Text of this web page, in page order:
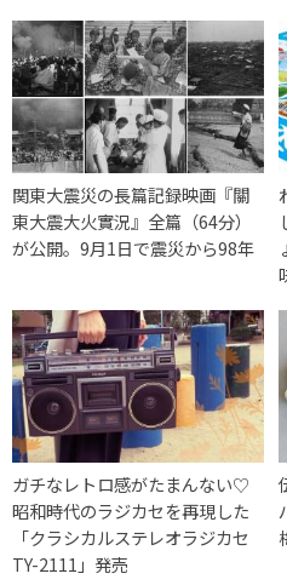
関東大震災の長篇記録映画『關
東大震大火實況』全篇（64分）
が公開。9月1日で震災から98年
ガチなレトロ感がたまんない♡
昭和時代のラジカセを再現した
「クラシカルステレオラジカセ
TY-2111」発売